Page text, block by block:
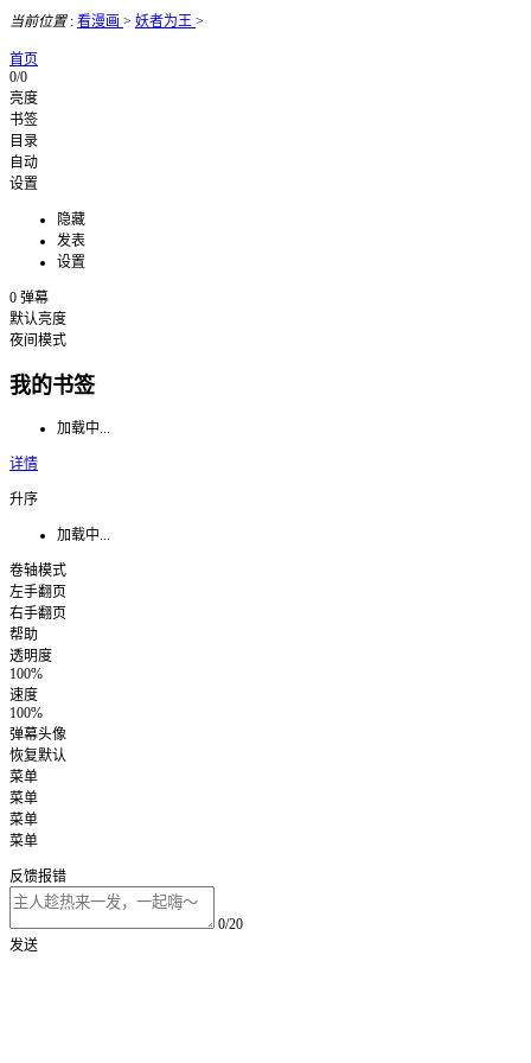
当前位置: 看漫画 > 妖者为王 >
首页
0/0
亮度
书签
目录
自动
设置
隐藏
发表
设置
0 弹幕
默认亮度
夜间模式
我的书签
加载中...
详情
升序
加载中...
卷轴模式
左手翻页
右手翻页
帮助
透明度
100%
速度
100%
弹幕头像
恢复默认
菜单
菜单
菜单
菜单
反馈报错
0/20
发送